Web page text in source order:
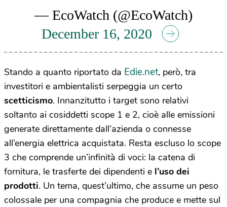
— EcoWatch (@EcoWatch)
December 16, 2020
Stando a quanto riportato da Edie.net, però, tra
investitori e ambientalisti serpeggia un certo
scetticismo. Innanzitutto i target sono relativi
soltanto ai cosiddetti scope 1 e 2, cioè alle emissioni
generate direttamente dall’azienda o connesse
all’energia elettrica acquistata. Resta escluso lo scope
3 che comprende un’infinità di voci: la catena di
fornitura, le trasferte dei dipendenti e l’uso dei
prodotti. Un tema, quest’ultimo, che assume un peso
colossale per una compagnia che produce e mette sul